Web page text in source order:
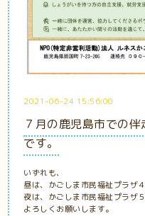
2021-06-24 15:56:00
７月の鹿児島市での
です。
いずれも、
昼は、かごしま市民福祉プラザ
夜は、かごしま市民福祉プラザ
よろしくお願いします。